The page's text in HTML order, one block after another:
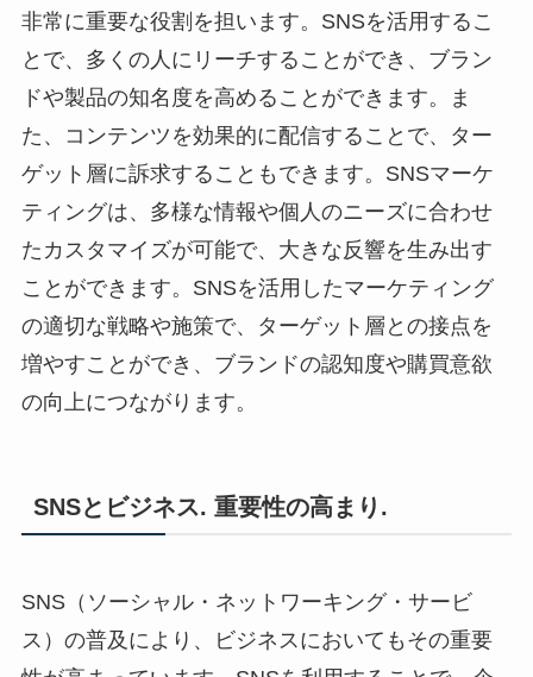
非常に重要な役割を担います。SNSを活用するこ
とで、多くの人にリーチすることができ、ブラン
ドや製品の知名度を高めることができます。ま
た、コンテンツを効果的に配信することで、ター
ゲット層に訴求することもできます。SNSマーケ
ティングは、多様な情報や個人のニーズに合わせ
たカスタマイズが可能で、大きな反響を生み出す
ことができます。SNSを活用したマーケティング
の適切な戦略や施策で、ターゲット層との接点を
増やすことができ、ブランドの認知度や購買意欲
の向上につながります。
SNSとビジネス. 重要性の高まり.
SNS（ソーシャル・ネットワーキング・サービ
ス）の普及により、ビジネスにおいてもその重要